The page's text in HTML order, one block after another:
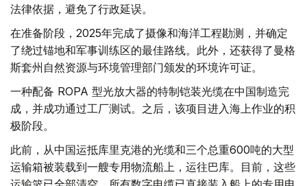
法律依据，避免了行政延误。
在准备阶段，2025年完成了摄像和海洋工程勘测，并确定
了绕过锚地和军事训练区的最佳路线。此外，还获得了曼格
斯套州自然资源与环境管理部门颁发的环境许可证。
一种配备 ROPA 型光放大器的特制铠装光缆在中国制造完
成，并成功通过工厂测试。之后，该项目进入海上作业的积
极阶段。
此前，从中国运抵库里克港的光缆和三个总重600吨的大型
运输箱被装载到一艘专用物流船上，运往巴库。目前，这些